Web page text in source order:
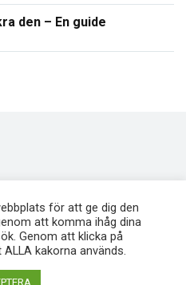
den – En guide
jämförelsesajt av svenska webbhotell
för att ge dig den
att komma ihåg dina
Genom att klicka på
kakorna används.